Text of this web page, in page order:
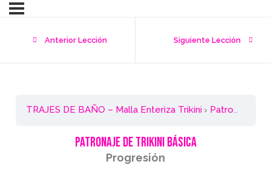
Anterior Lección Siguiente Lección
TRAJES DE BAÑO – Malla Enteriza Trikini Patronaje de Trikini Básica – Progresión
patronaje de Trikini Básica
Progresión